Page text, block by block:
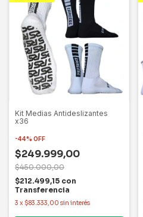
Kit Medias Antideslizantes
x36
-44% OFF
$249.999,00
$450.000,00
$212.499,15 con
Transferencia
3 x $83.333,00 sin interés